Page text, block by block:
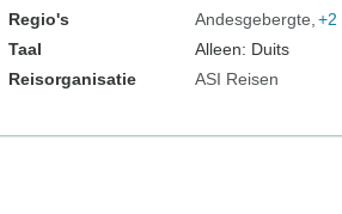
Regio's
Andesgebergte +2
Taal
Alleen: Duits
Reisorganisatie
ASI Reisen